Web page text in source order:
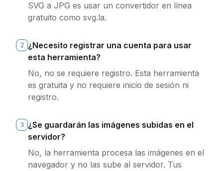
SVG a JPG es usar un convertidor en línea
gratuito como svg.la.
2
¿Necesito registrar una cuenta para usar
esta herramienta?
No, no se requiere registro. Esta herramienta
es gratuita y no requiere inicio de sesión ni
registro.
3
¿Se guardarán las imágenes subidas en el
servidor?
No, la herramienta procesa las imágenes en el
navegador y no las sube al servidor. Tus